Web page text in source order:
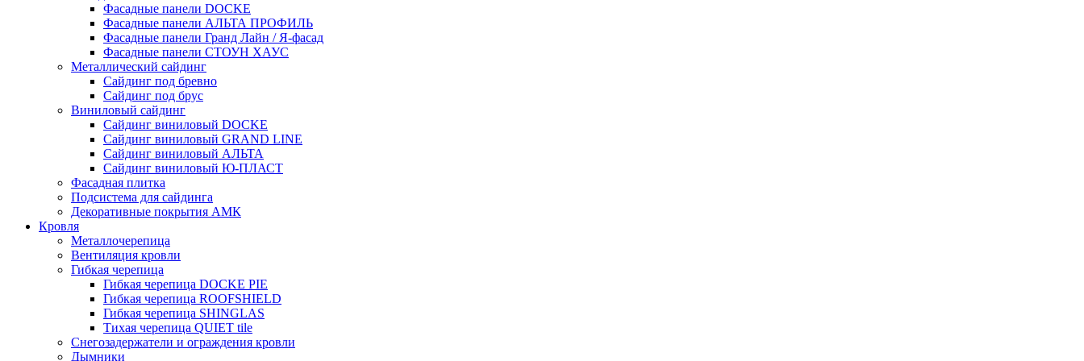
Фасадные панели DOCKE
Фасадные панели АЛЬТА ПРОФИЛЬ
Фасадные панели Гранд Лайн / Я-фасад
Фасадные панели СТОУН ХАУС
Металлический сайдинг
Сайдинг под бревно
Сайдинг под брус
Виниловый сайдинг
Сайдинг виниловый DOCKE
Сайдинг виниловый GRAND LINE
Сайдинг виниловый АЛЬТА
Сайдинг виниловый Ю-ПЛАСТ
Фасадная плитка
Подсистема для сайдинга
Декоративные покрытия АМК
Кровля
Металлочерепица
Вентиляция кровли
Гибкая черепица
Гибкая черепица DOCKE PIE
Гибкая черепица ROOFSHIELD
Гибкая черепица SHINGLAS
Тихая черепица QUIET tile
Снегозадержатели и ограждения кровли
Дымники